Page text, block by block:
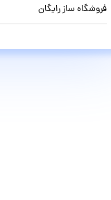
فروشگاه ساز رایگان